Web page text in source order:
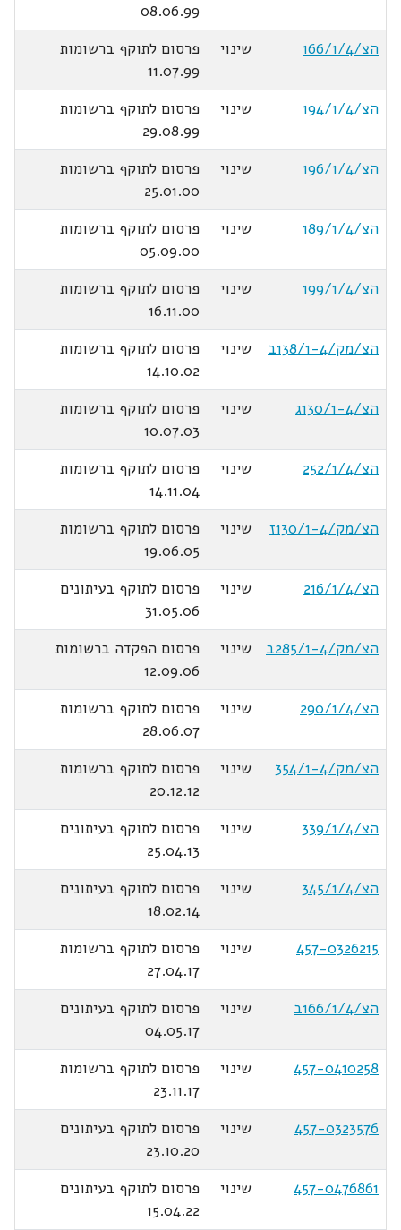
08.06.99
הצ/166/1/4
שינוי
פרסום לתוקף ברשומות
11.07.99
הצ/194/1/4
שינוי
פרסום לתוקף ברשומות
29.08.99
הצ/196/1/4
שינוי
פרסום לתוקף ברשומות
25.01.00
הצ/189/1/4
שינוי
פרסום לתוקף ברשומות
05.09.00
הצ/199/1/4
שינוי
פרסום לתוקף ברשומות
16.11.00
הצ/מק/138/1-4ב
שינוי
פרסום לתוקף ברשומות
14.10.02
הצ/130/1-4ג
שינוי
פרסום לתוקף ברשומות
10.07.03
הצ/252/1/4
שינוי
פרסום לתוקף ברשומות
14.11.04
הצ/מק/130/1-4ז
שינוי
פרסום לתוקף ברשומות
19.06.05
הצ/216/1/4
שינוי
פרסום לתוקף בעיתונים
31.05.06
הצ/מק/285/1-4ב
שינוי
פרסום הפקדה ברשומות
12.09.06
הצ/290/1/4
שינוי
פרסום לתוקף ברשומות
28.06.07
הצ/מק/354/1-4
שינוי
פרסום לתוקף ברשומות
20.12.12
הצ/339/1/4
שינוי
פרסום לתוקף בעיתונים
25.04.13
הצ/345/1/4
שינוי
פרסום לתוקף בעיתונים
18.02.14
457-0326215
שינוי
פרסום לתוקף ברשומות
27.04.17
הצ/166/1/4ב
שינוי
פרסום לתוקף בעיתונים
04.05.17
457-0410258
שינוי
פרסום לתוקף ברשומות
23.11.17
457-0323576
שינוי
פרסום לתוקף בעיתונים
23.10.20
457-0476861
שינוי
פרסום לתוקף בעיתונים
15.04.22